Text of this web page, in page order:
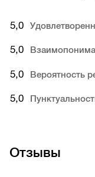
5,0
5,0
5,0 Вероятность
5,0
Отзывы